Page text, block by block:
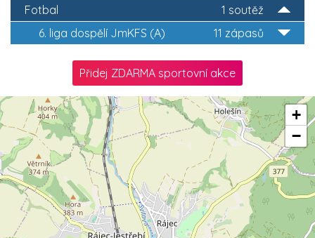
1 soutěž
Fotbal
11 zápasů
6. liga dospělí JmKFS (A)
Přidej ZDARMA sportovní akce
+
−